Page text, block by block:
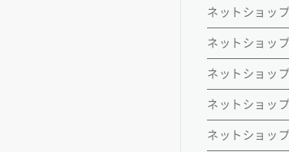
ネットショッ
ネットショッ
ネットショッ
ネットショッ
ネットショッ